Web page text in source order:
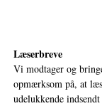
Læserbreve
Vi modtager og
opmærksom på, at
udelukkende